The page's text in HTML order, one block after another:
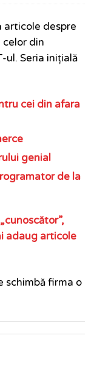
articole despre
din
ul. Seria inițială
cei din afara
genial
de la
adaug articole
schimbă firma o